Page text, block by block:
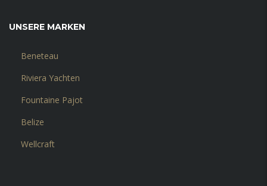
UNSERE MARKEN
Beneteau
Riviera Yachten
Fountaine Pajot
Belize
Wellcraft